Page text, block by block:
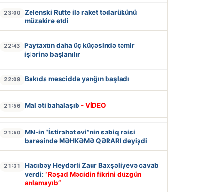
23:00
Zelenski Rutte ilə raket tədarükünü
müzakirə etdi
22:43
Paytaxtın daha üç küçəsində təmir
işlərinə başlanılır
22:09 Bakıda məsciddə yanğın başladı
21:56 Mal əti bahalaşıb - VİDEO
21:50
MN-in “İstirahət evi”nin sabiq rəisi
barəsində MƏHKƏMƏ QƏRARI dəyişdi
21:31
Hacıbəy Heydərli Zaur Baxşəliyevə cavab
verdi: “Rəşad Məcidin fikrini düzgün
anlamayıb”